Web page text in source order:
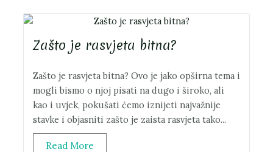
Zašto je rasvjeta bitna?
Zašto je rasvjeta bitna? Ovo je jako opširna tema i
mogli bismo o njoj pisati na dugo i široko, ali
kao i uvjek, pokušati ćemo iznijeti najvažnije
stavke i objasniti zašto je zaista rasvjeta tako...
Read More